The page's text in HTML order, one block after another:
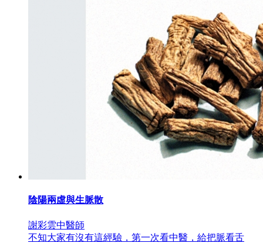
陰陽兩虛與生脈散
謝彩雲中醫師
不知大家有沒有這經驗，第一次看中醫，給把脈看舌